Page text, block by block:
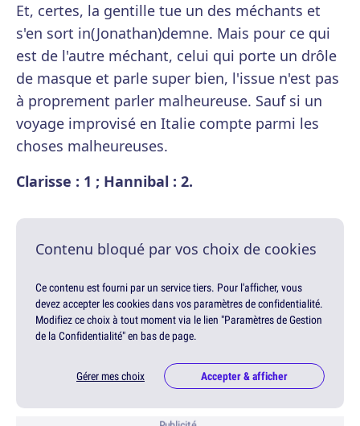
Et, certes, la gentille tue un des méchants et
s'en sort in(Jonathan)demne. Mais pour ce qui
est de l'autre méchant, celui qui porte un drôle
de masque et parle super bien, l'issue n'est pas
à proprement parler malheureuse. Sauf si un
voyage improvisé en Italie compte parmi les
choses malheureuses.
Clarisse : 1 ; Hannibal : 2.
Contenu bloqué par vos choix de cookies
Ce contenu est fourni par un service tiers. Pour l'afficher, vous
devez accepter les cookies dans vos paramètres de confidentialité.
Modifiez ce choix à tout moment via le lien "Paramètres de Gestion
de la Confidentialité" en bas de page.
Gérer mes choix Accepter & afficher